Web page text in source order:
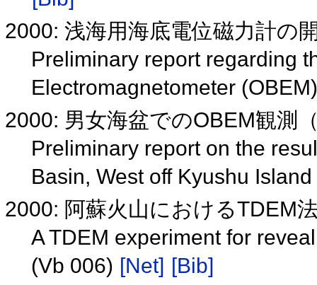
2000: 浅海用海底電位磁力計の
Preliminary report regarding
Electromagnetometer
2000: 男女海盆でのOBEM観測
Preliminary report on the
Basin, West off Kyushu Island
2000: 阿蘇火山におけるTDEM
A TDEM experiment for
(Vb 006) [Net] [Bib]